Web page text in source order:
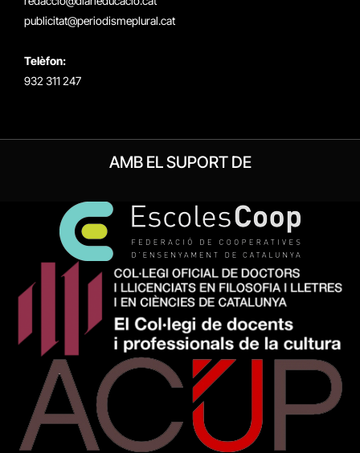
publicitat@periodismeplural.cat
Telèfon:
932 311 247
AMB EL SUPORT DE